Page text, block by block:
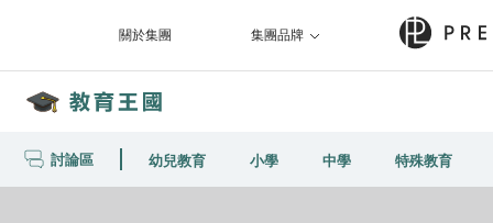
關於集團 集團品牌
討論區 幼兒教育 小學 中學 特殊教育